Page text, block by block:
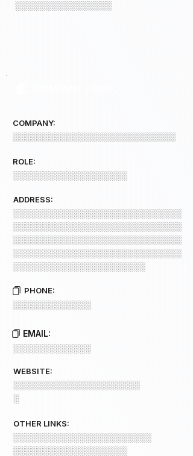
░░░░░░░░░░░░░░░░
COMPANY:
░░░░░░░░░░░░░░░░░░░░░░░░░░░
ROLE:
░░░░░░░░░░░░░░░░░░░
ADDRESS:
░░░░░░░░░░░░░░░░░░░░░░░░░░░░
░░░░░░░░░░░░░░░░░░░░░░░░░░░░
░░░░░░░░░░░░░░░░░░░░░░░░░░░░
░░░░░░░░░░░░░░░░░░░░░░░░░░░░
░░░░░░░░░░░░░░░░░░░░░░
PHONE:
░░░░░░░░░░░░░
EMAIL:
░░░░░░░░░░░░░
WEBSITE:
░░░░░░░░░░░░░░░░░░░░░
░
OTHER LINKS:
░░░░░░░░░░░░░░░░░░░░░░░
░░░░░░░░░░░░░░░░░░░